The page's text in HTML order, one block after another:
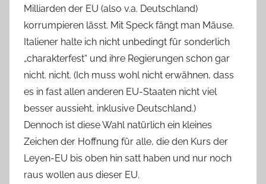
Milliarden der EU (also v.a. Deutschland)
korrumpieren lässt. Mit Speck fängt man Mäuse.
Italiener halte ich nicht unbedingt für sonderlich
„charakterfest“ und ihre Regierungen schon gar
nicht. nicht. (Ich muss wohl nicht erwähnen, dass
es in fast allen anderen EU-Staaten nicht viel
besser aussieht, inklusive Deutschland.)
Dennoch ist diese Wahl natürlich ein kleines
Zeichen der Hoffnung für alle, die den Kurs der
Leyen-EU bis oben hin satt haben und nur noch
raus wollen aus dieser EU.